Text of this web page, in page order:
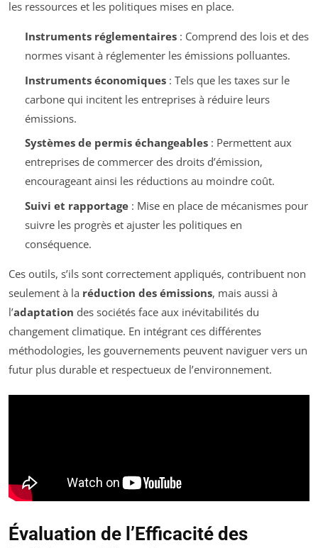
les ressources et les politiques mises en place.
Instruments réglementaires: Comprend des lois et des
normes visant à réglementer les émissions polluantes.
Instruments économiques: Tels que les taxes sur le
carbone qui incitent les entreprises à réduire leurs
émissions.
Systèmes de permis échangeables: Permettent aux
entreprises de commercer des droits d’émission,
encourageant ainsi les réductions au moindre coût.
Suivi et rapportage: Mise en place de mécanismes pour
suivre les progrès et ajuster les politiques en
conséquence.
Ces outils, s’ils sont correctement appliqués, contribuent non
seulement à la réduction des émissions, mais aussi à
l’adaptation des sociétés face aux inévitabilités du
changement climatique. En intégrant ces différentes
méthodologies, les gouvernements peuvent naviguer vers un
futur plus durable et respectueux de l’environnement.
Évaluation de l’Efficacité des